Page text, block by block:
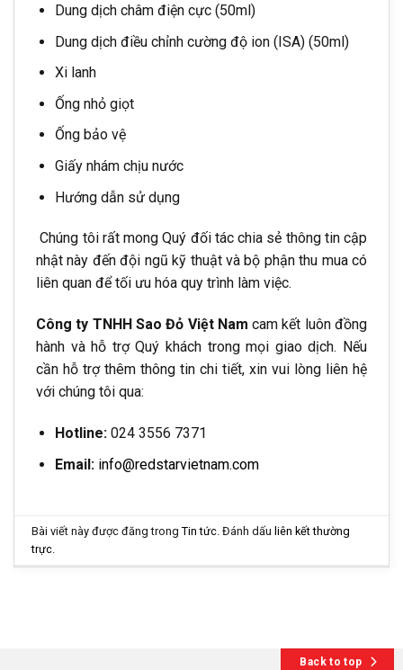
Dung dịch châm điện cực (50ml)
Dung dịch điều chỉnh cường độ ion (ISA) (50ml)
Xi lanh
Ống nhỏ giọt
Ống bảo vệ
Giấy nhám chịu nước
Hướng dẫn sử dụng
Chúng tôi rất mong Quý đối tác chia sẻ thông tin cập
nhật này đến đội ngũ kỹ thuật và bộ phận thu mua có
liên quan để tối ưu hóa quy trình làm việc.
Công ty TNHH Sao Đỏ Việt Nam cam kết luôn đồng
hành và hỗ trợ Quý khách trong mọi giao dịch. Nếu
cần hỗ trợ thêm thông tin chi tiết, xin vui lòng liên hệ
với chúng tôi qua:
Hotline:024 3556 7371
Email: info@redstarvietnam.com
Bài viết này được đăng trongTin tức . Đánh dấuliên kết thường
trực
Back to top